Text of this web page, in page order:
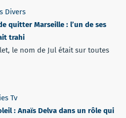
Divers
quitter Marseille : l’un de ses
trahi
le nom de Jul était sur toutes
Tv
: Anaïs Delva dans un rôle qui